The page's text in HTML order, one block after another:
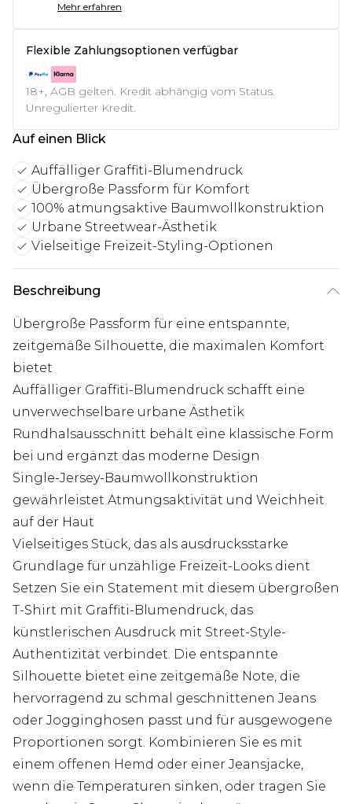
Mehr erfahren
Flexible Zahlungsoptionen verfügbar
18+, AGB gelten. Kredit abhängig vom Status.
Unregulierter Kredit.
Auf einen Blick
Auffälliger Graffiti-Blumendruck
Übergroße Passform für Komfort
100% atmungsaktive Baumwollkonstruktion
Urbane Streetwear-Ästhetik
Vielseitige Freizeit-Styling-Optionen
Beschreibung
Übergroße Passform für eine entspannte,
zeitgemäße Silhouette, die maximalen Komfort
bietet
Auffälliger Graffiti-Blumendruck schafft eine
unverwechselbare urbane Ästhetik
Rundhalsausschnitt behält eine klassische Form
bei und ergänzt das moderne Design
Single-Jersey-Baumwollkonstruktion
gewährleistet Atmungsaktivität und Weichheit
auf der Haut
Vielseitiges Stück, das als ausdrucksstarke
Grundlage für unzählige Freizeit-Looks dient
Setzen Sie ein Statement mit diesem übergroßen
T-Shirt mit Graffiti-Blumendruck, das
künstlerischen Ausdruck mit Street-Style-
Authentizität verbindet. Die entspannte
Silhouette bietet eine zeitgemäße Note, die
hervorragend zu schmal geschnittenen Jeans
oder Jogginghosen passt und für ausgewogene
Proportionen sorgt. Kombinieren Sie es mit
einem offenen Hemd oder einer Jeansjacke,
wenn die Temperaturen sinken, oder tragen Sie